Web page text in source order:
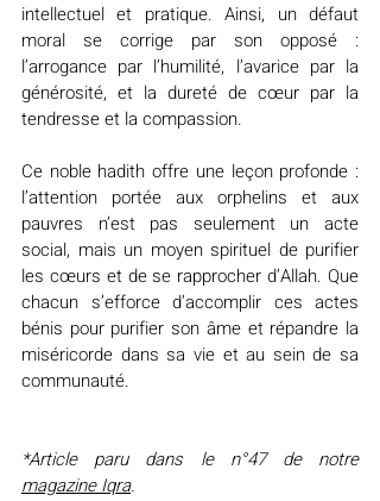
intellectuel et pratique. Ainsi, un défaut
moral se corrige par son opposé :
l’arrogance par l’humilité, l’avarice par la
générosité, et la dureté de cœur par la
tendresse et la compassion.
Ce noble hadith offre une leçon profonde :
l’attention portée aux orphelins et aux
pauvres n’est pas seulement un acte
social, mais un moyen spirituel de purifier
les cœurs et de se rapprocher d’Allah. Que
chacun s’efforce d’accomplir ces actes
bénis pour purifier son âme et répandre la
miséricorde dans sa vie et au sein de sa
communauté.
*Article paru dans le n°47 de notre
magazine Iqra.